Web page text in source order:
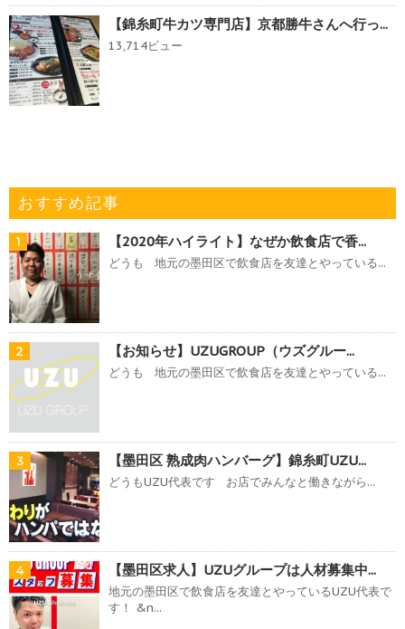
【錦糸町牛カツ専門店】京都勝牛さんへ行っ...
13,714ビュー
おすすめ記事
1 【2020年ハイライト】なぜか飲食店で香...
どうも 地元の墨田区で飲食店を友達とやっている...
2 【お知らせ】UZUGROUP（ウズグルー...
どうも 地元の墨田区で飲食店を友達とやっている...
3 【墨田区 熟成肉ハンバーグ】錦糸町UZU...
どうもUZU代表です お店でみんなと働きながら...
4 【墨田区求人】UZUグループは人材募集中...
地元の墨田区で飲食店を友達とやっているUZU代表で
す！ &n...